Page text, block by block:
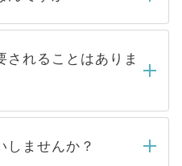
以内にはご連絡をせて
しばらくお待ちくださ
取り扱っている求人の
イトからご覧いただ
」です。非公開求人は
、一般には公開してい
め 人気のある医療機
されることはありま
ることは一切ありませ
先から内定をいただい
しませんか？